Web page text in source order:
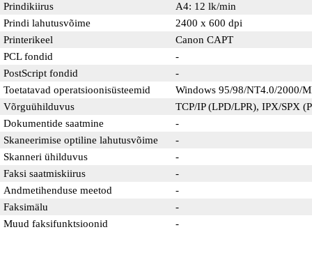
Prindikiirus
A4: 12 lk/min
Prindi lahutusvõime
2400 x 600 dpi
Printerikeel
Canon CAPT
PCL fondid
-
PostScript fondid
-
Toetatavad operatsioonisüsteemid
Windows 95/98/NT4.0/2000/
Võrguühilduvus
TCP/IP (LPD/LPR), IPX/SPX
Dokumentide saatmine
-
Skaneerimise optiline lahutusvõime
-
Skanneri ühilduvus
-
Faksi saatmiskiirus
-
Andmetihenduse meetod
-
Faksimälu
-
Muud faksifunktsioonid
-